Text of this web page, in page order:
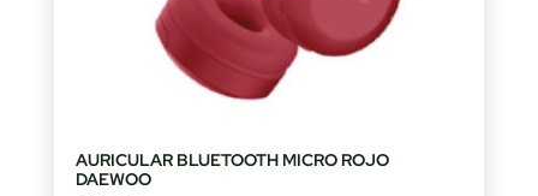
AURICULAR BLUETOOTH MICRO ROJO
DAEWOO